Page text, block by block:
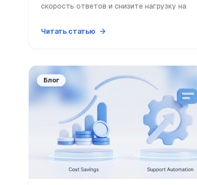
скорость ответов и снизите нагрузку на
Читать статью
Блог